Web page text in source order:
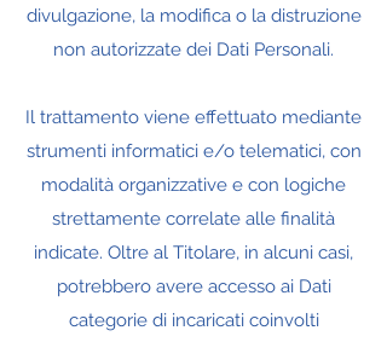
divulgazione, la modifica o la distruzione
non autorizzate dei Dati Personali.
Il trattamento viene effettuato mediante
strumenti informatici e/o telematici, con
modalità organizzative e con logiche
strettamente correlate alle finalità
indicate. Oltre al Titolare, in alcuni casi,
potrebbero avere accesso ai Dati
categorie di incaricati coinvolti